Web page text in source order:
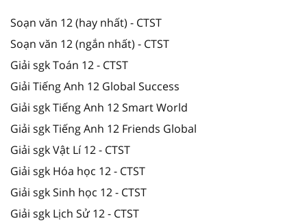
Soạn văn 12 (hay nhất) - CTST
Soạn văn 12 (ngắn nhất) - CTST
Giải sgk Toán 12 - CTST
Giải Tiếng Anh 12 Global Success
Giải sgk Tiếng Anh 12 Smart World
Giải sgk Tiếng Anh 12 Friends Global
Giải sgk Vật Lí 12 - CTST
Giải sgk Hóa học 12 - CTST
Giải sgk Sinh học 12 - CTST
Giải sgk Lịch Sử 12 - CTST